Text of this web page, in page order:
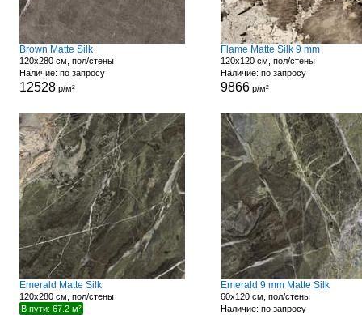
Brown Matte Silk
120x280 см, пол/стены
Наличие: по запросу
12528р/м²
Flame Matte Silk 9 mm
120x120 см, пол/стены
Наличие: по запросу
9866 р/м²
Emerald Matte Silk
120x280 см, пол/стены
В пути: 67.2 м²
Emerald 9 mm Matte Silk
60x120 см, пол/стены
Наличие: по запросу